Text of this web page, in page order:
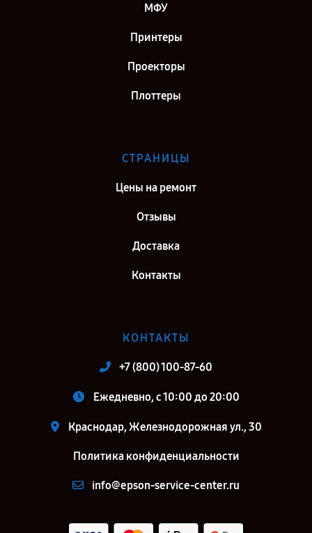
МФУ
Принтеры
Проекторы
Плоттеры
СТРАНИЦЫ
Цены на ремонт
Отзывы
Доставка
Контакты
КОНТАКТЫ
+7 (800) 100-87-60
Ежедневно, с 10:00 до 20:00
Краснодар, Железнодорожная ул., 30
Политика конфиденциальности
info@epson-service-center.ru